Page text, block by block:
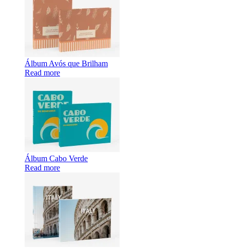
Álbum Avós que Brilham
Read more
Álbum Cabo Verde
Read more